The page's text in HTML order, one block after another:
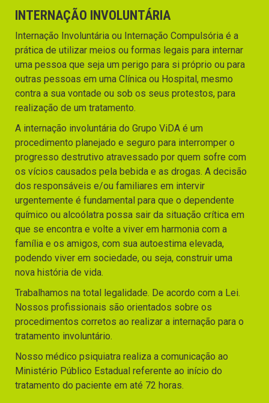
INTERNAÇÃO INVOLUNTÁRIA
Internação Involuntária ou Internação Compulsória é a
prática de utilizar meios ou formas legais para internar
uma pessoa que seja um perigo para si próprio ou para
outras pessoas em uma Clínica ou Hospital, mesmo
contra a sua vontade ou sob os seus protestos, para
realização de um tratamento.
A internação involuntária do Grupo ViDA é um
procedimento planejado e seguro para interromper o
progresso destrutivo atravessado por quem sofre com
os vícios causados pela bebida e as drogas. A decisão
dos responsáveis e/ou familiares em intervir
urgentemente é fundamental para que o dependente
químico ou alcoólatra possa sair da situação crítica em
que se encontra e volte a viver em harmonia com a
família e os amigos, com sua autoestima elevada,
podendo viver em sociedade, ou seja, construir uma
nova história de vida.
Trabalhamos na total legalidade. De acordo com a Lei.
Nossos profissionais são orientados sobre os
procedimentos corretos ao realizar a internação para o
tratamento involuntário.
Nosso médico psiquiatra realiza a comunicação ao
Ministério Público Estadual referente ao início do
tratamento do paciente em até 72 horas.